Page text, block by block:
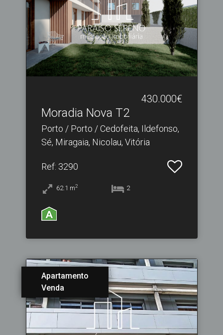
430.000€
Moradia Nova T2
Porto / Porto / Cedofeita, Ildefonso,
Sé, Miragaia, Nicolau, Vitória
Ref: 3290
62.1 m2 2
Apartamento
Venda